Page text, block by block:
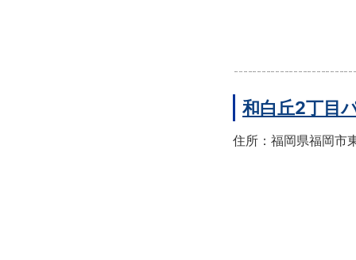
和白丘2丁目
住所：福岡県福岡市